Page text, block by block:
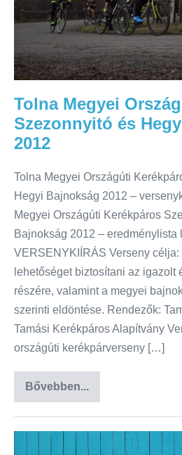
Tolna Megyei
Szezonnyitó és
2012
Tolna Megyei Országúti
Hegyi Bajnokság 2012 –
Megyei Országúti Kerékpáros
Bajnokság 2012 – eredménylista
VERSENYKIÍRÁS Verseny célja:
lehetőséget biztosítani az igazolt
részére, valamint a megyei
szerinti eldöntése. Rendezők:
Tamási Kerékpáros Alapítvány
országúti kerékpárverseny […]
Bővebben...